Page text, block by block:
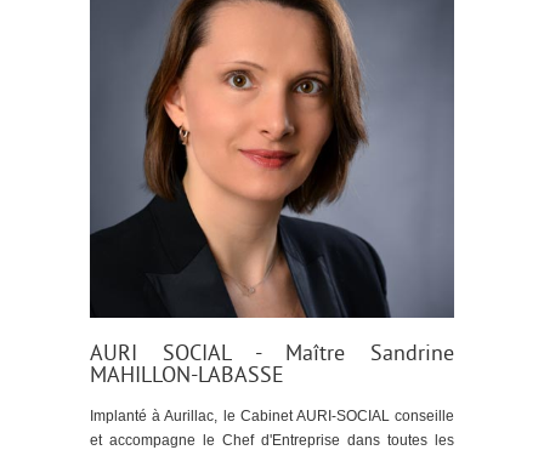
AURI SOCIAL - Maître Sandrine
MAHILLON-LABASSE
Implanté à Aurillac, le Cabinet AURI-SOCIAL conseille
et accompagne le Chef d'Entreprise dans toutes les